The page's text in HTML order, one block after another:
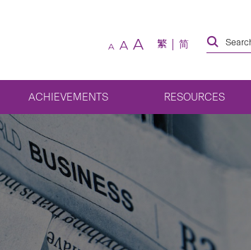
A A A 繁 简
ACHIEVEMENTS RESOURCES